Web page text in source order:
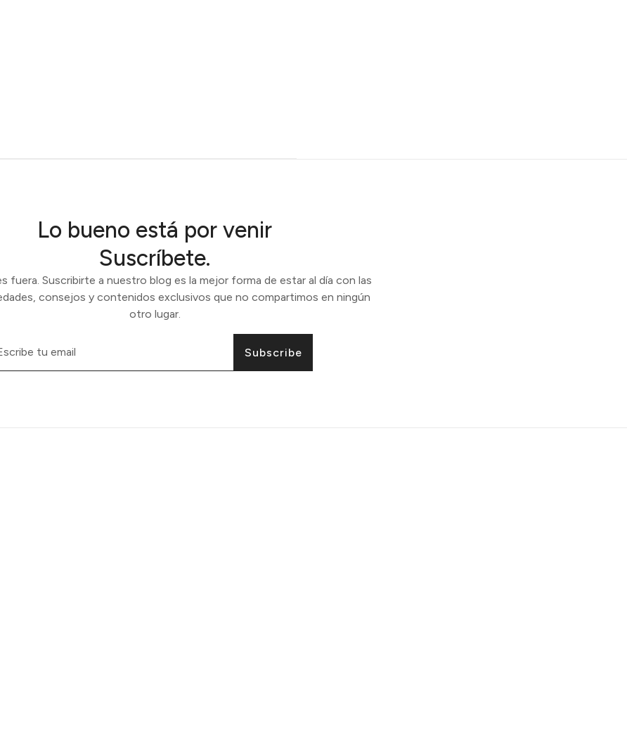
Lo bueno está por venir
Suscríbete.
fuera. Suscribirte a nuestro blog es la mejor forma de estar al día con las
consejos y contenidos exclusivos que no compartimos en ningún
otro lugar.
Subscribe